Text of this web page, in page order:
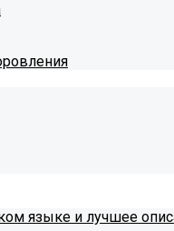
языке и лучшее